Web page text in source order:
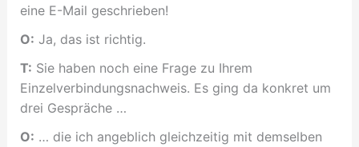
eine E-Mail geschrieben!
O: Ja, das ist richtig.
T: Sie haben noch eine Frage zu Ihrem
Einzelverbindungsnachweis. Es ging da konkret um
drei Gespräche …
O: … die ich angeblich gleichzeitig mit demselben